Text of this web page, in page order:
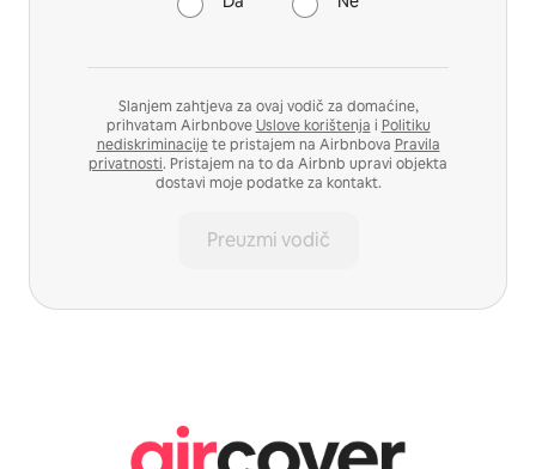
Slanjem zahtjeva za ovaj vodič za domaćine,
prihvatam AirbnboveUslove korištenja i Politiku
nediskriminacijete pristajem na Airbnbova Pravila
privatnosti. Pristajem na to da Airbnb upravi objekta
dostavi moje podatke za kontakt.
Preuzmi vodič